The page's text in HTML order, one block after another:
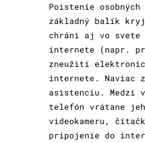
Poistenie
základný balík
chráni aj vo svete
internete (napr.
zneužití
internete. Naviac
asistenciu. Medzi
telefón vrátane
videokameru,
pripojenie do